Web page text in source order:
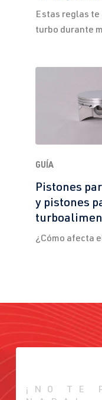
Estas reglas
turbo durante
GUÍA
Pistones
y pistones
¿Cómo afecta
¡NO TE